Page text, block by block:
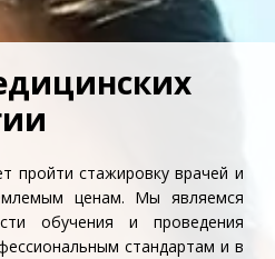
пройти стажировку врачей и
ценам. Мы являемся
обучения и проведения
стандартам и в